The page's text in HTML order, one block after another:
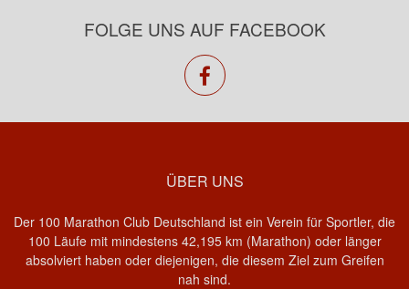
FOLGE UNS AUF FACEBOOK
facebook
ÜBER UNS
Der 100 Marathon Club Deutschland ist ein Verein für Sportler, die
100 Läufe mit mindestens 42,195 km (Marathon) oder länger
absolviert haben oder diejenigen, die diesem Ziel zum Greifen
nah sind.